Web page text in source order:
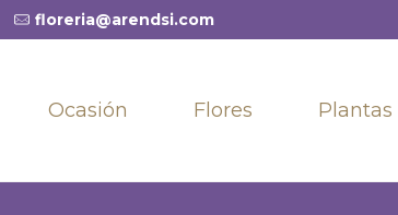
floreria@arendsi.com
Ocasión Flores Plantas